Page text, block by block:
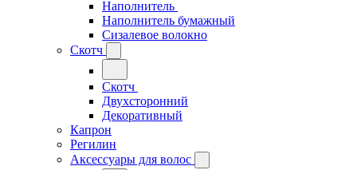
Наполнитель
Наполнитель бумажный
Сизалевое волокно
Скотч
Скотч
Двухсторонний
Декоративный
Капрон
Регилин
Аксессуары для волос